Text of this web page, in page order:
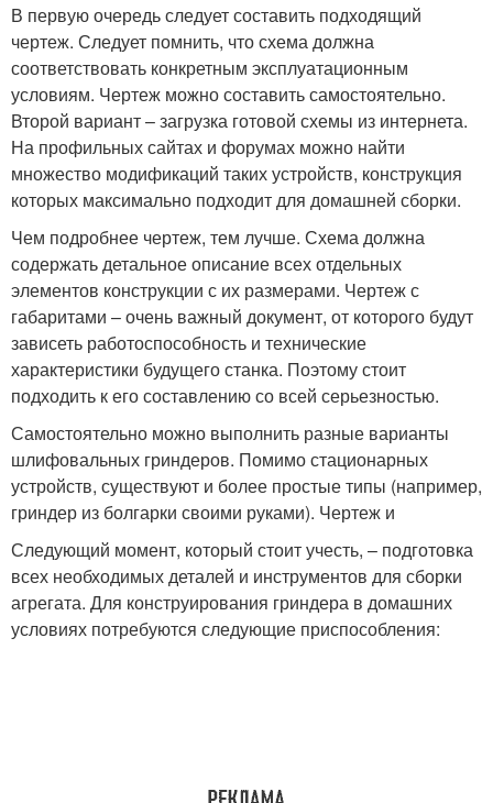
В первую очередь следует составить подходящий
чертеж. Следует помнить, что схема должна
соответствовать конкретным эксплуатационным
условиям. Чертеж можно составить самостоятельно.
Второй вариант – загрузка готовой схемы из интернета.
На профильных сайтах и форумах можно найти
множество модификаций таких устройств, конструкция
которых максимально подходит для домашней сборки.
Чем подробнее чертеж, тем лучше. Схема должна
содержать детальное описание всех отдельных
элементов конструкции с их размерами. Чертеж с
габаритами – очень важный документ, от которого будут
зависеть работоспособность и технические
характеристики будущего станка. Поэтому стоит
подходить к его составлению со всей серьезностью.
Самостоятельно можно выполнить разные варианты
шлифовальных гриндеров. Помимо стационарных
устройств, существуют и более простые типы (например,
гриндер из болгарки своими руками). Чертеж и
Следующий момент, который стоит учесть, – подготовка
всех необходимых деталей и инструментов для сборки
агрегата. Для конструирования гриндера в домашних
условиях потребуются следующие приспособления: